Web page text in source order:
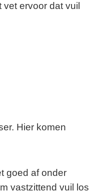
ervoor dat vuil
Hier komen
goed af onder
vastzittend vuil los